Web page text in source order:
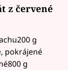
z červené
g
pokrájené
g